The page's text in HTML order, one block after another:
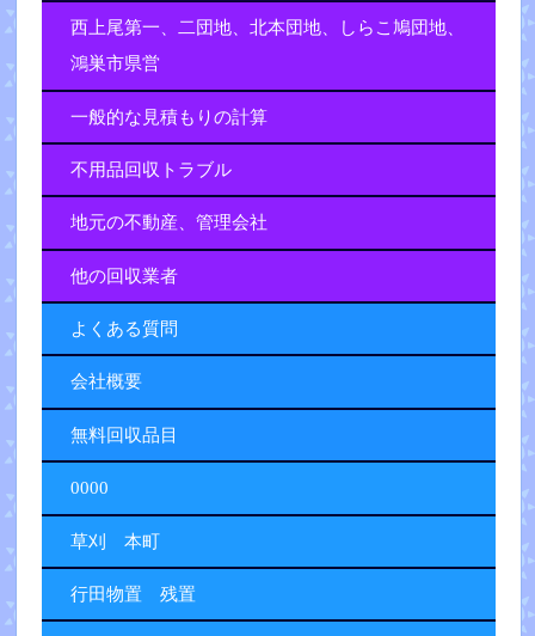
西上尾第一、二団地、北本団地、しらこ鳩団地、
鴻巣市県営
一般的な見積もりの計算
不用品回収トラブル
地元の不動産、管理会社
他の回収業者
よくある質問
会社概要
無料回収品目
0000
草刈 本町
行田物置 残置